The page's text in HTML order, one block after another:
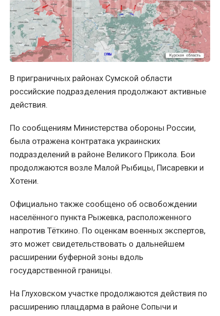
В приграничных районах Сумской области
российские подразделения продолжают активные
действия.
По сообщениям Министерства обороны России,
была отражена контратака украинских
подразделений в районе Великого Прикола. Бои
продолжаются возле Малой Рыбицы, Писаревки и
Хотени.
Официально также сообщено об освобождении
населённого пункта Рыжевка, расположенного
напротив Тёткино. По оценкам военных экспертов,
это может свидетельствовать о дальнейшем
расширении буферной зоны вдоль
государственной границы.
На Глуховском участке продолжаются действия по
расширению плацдарма в районе Сопычи и